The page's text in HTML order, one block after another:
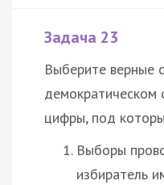
Задача 23
Выберите верные
цифры, под
Выборы
избиратель